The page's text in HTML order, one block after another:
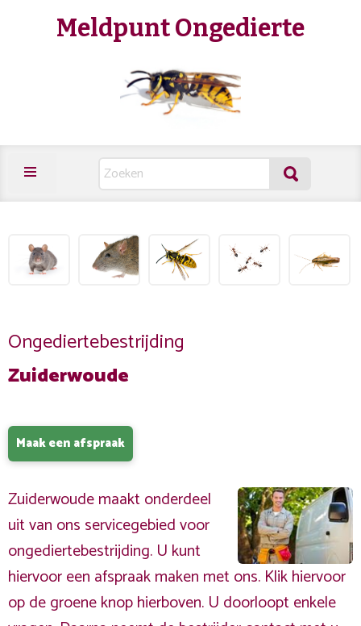
Meldpunt Ongedierte
Ongediertebestrijding
Zuiderwoude
Maak een afspraak
Zuiderwoude maakt onderdeel
uit van ons servicegebied voor
ongediertebestrijding. U kunt
hiervoor een afspraak maken met ons. Klik hiervoor
op de groene knop hierboven. U doorloopt enkele